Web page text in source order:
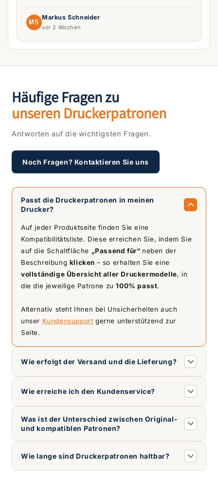
MS
Markus Schneider
vor 2 Wochen
Häufige Fragen zu
unseren Druckerpatronen
Antworten auf die wichtigsten Fragen.
Noch Fragen? Kontaktieren Sie uns
Passt die Druckerpatronen in meinen
Drucker?
Auf jeder Produktseite finden Sie eine
Kompatibilitätsliste. Diese erreichen Sie, indem Sie
auf die Schaltfläche „Passend für“ neben der
Beschreibung klicken – so erhalten Sie eine
vollständige Übersicht aller Druckermodelle, in
die die jeweilige Patrone zu100% passt.
Alternativ steht Ihnen bei Unsicherheiten auch
unser Kundensupport gerne unterstützend zur
Seite.
Wie erfolgt der Versand und die Lieferung?
Wie erreiche ich den Kundenservice?
Was ist der Unterschied zwischen Original-
und kompatiblen Patronen?
Wie lange sind Druckerpatronen haltbar?